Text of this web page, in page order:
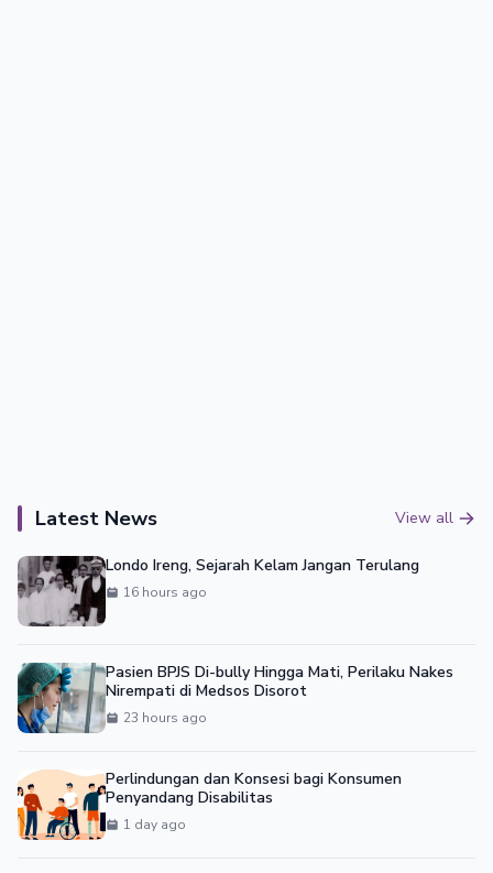
Latest News View all
Londo Ireng, Sejarah Kelam Jangan Terulang
16 hours ago
Pasien BPJS Di-bully Hingga Mati, Perilaku Nakes
Nirempati di Medsos Disorot
23 hours ago
Perlindungan dan Konsesi bagi Konsumen
Penyandang Disabilitas
1 day ago